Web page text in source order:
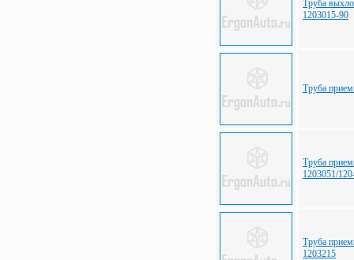
Труба
1203015-90
Труба
Труба
1203051/
Труба
1203215